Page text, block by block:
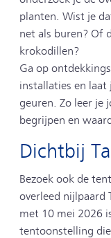
planten. Wist je
net als buren? Of
krokodillen?
Ga op
installaties en laat
geuren. Zo leer je
begrijpen en
Dichtbij
Bezoek ook de
overleed nijlpaard
met 10 mei 2026
tentoonstelling